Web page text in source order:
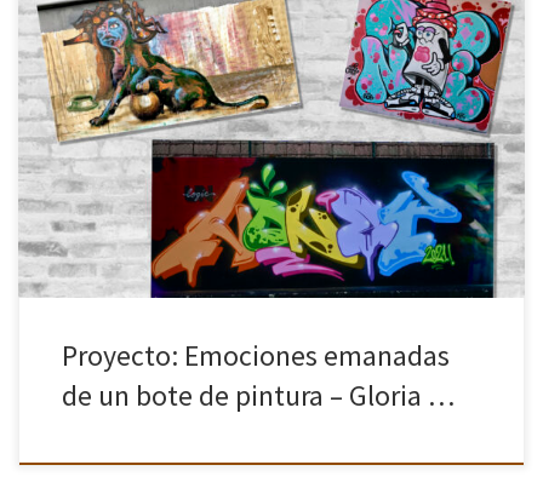
Proyecto: Emociones emanadas
de un bote de pintura – Gloria …